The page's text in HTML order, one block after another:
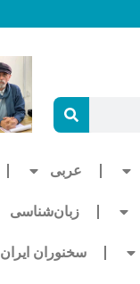
عربی
زبان‌شناسی
سخنوران ایران